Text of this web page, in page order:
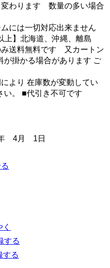
わります 数量の多い場合
には一切対応出来ません
】北海道、沖縄、離島
み送料無料です 又カートン
掛かる場合があります ご
より 在庫数が変動してい
い。 ■代引き不可です
4月 1日
する
する